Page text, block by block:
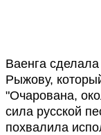
Ваенга
Рыжову,
"Очарована,
сила русской
похвалила